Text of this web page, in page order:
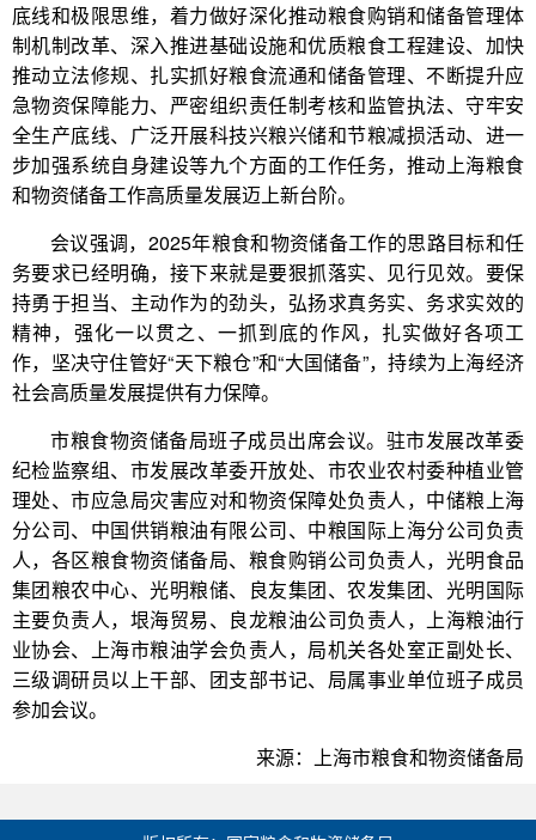
底线和极限思维，着力做好深化推动粮食购销和储备管理体
制机制改革、深入推进基础设施和优质粮食工程建设、加快
推动立法修规、扎实抓好粮食流通和储备管理、不断提升应
急物资保障能力、严密组织责任制考核和监管执法、守牢安
全生产底线、广泛开展科技兴粮兴储和节粮减损活动、进一
步加强系统自身建设等九个方面的工作任务，推动上海粮食
和物资储备工作高质量发展迈上新台阶。
会议强调，2025年粮食和物资储备工作的思路目标和任
务要求已经明确，接下来就是要狠抓落实、见行见效。要保
持勇于担当、主动作为的劲头，弘扬求真务实、务求实效的
精神，强化一以贯之、一抓到底的作风，扎实做好各项工
作，坚决守住管好“天下粮仓”和“大国储备”，持续为上海经济
社会高质量发展提供有力保障。
市粮食物资储备局班子成员出席会议。驻市发展改革委
纪检监察组、市发展改革委开放处、市农业农村委种植业管
理处、市应急局灾害应对和物资保障处负责人，中储粮上海
分公司、中国供销粮油有限公司、中粮国际上海分公司负责
人，各区粮食物资储备局、粮食购销公司负责人，光明食品
集团粮农中心、光明粮储、良友集团、农发集团、光明国际
主要负责人，垠海贸易、良龙粮油公司负责人，上海粮油行
业协会、上海市粮油学会负责人，局机关各处室正副处长、
三级调研员以上干部、团支部书记、局属事业单位班子成员
参加会议。
来源：上海市粮食和物资储备局